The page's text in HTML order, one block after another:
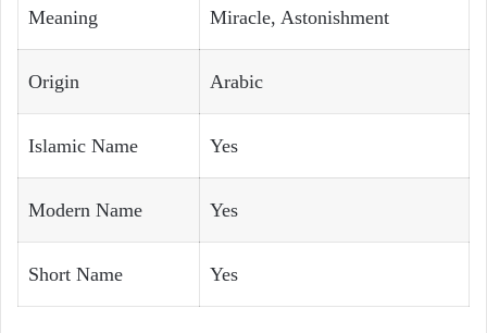
Meaning Miracle, Astonishment
Origin Arabic
Islamic Name Yes
Modern Name Yes
Short Name Yes